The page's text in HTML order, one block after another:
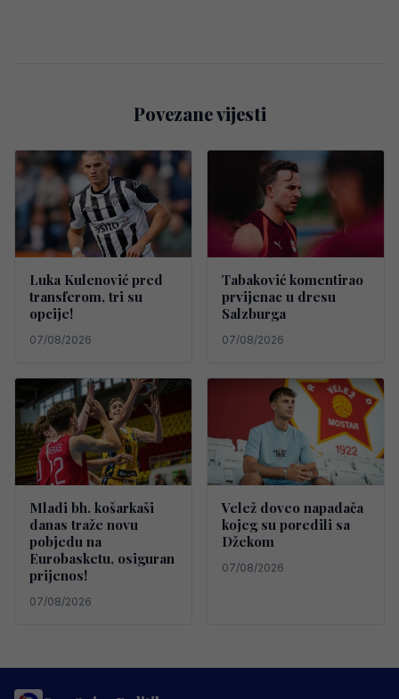
Povezane vijesti
Luka Kulenović pred
transferom, tri su
opcije!
07/08/2026
Tabaković komentirao
prvijenac u dresu
Salzburga
07/08/2026
Mladi bh. košarkaši
danas traže novu
pobjedu na
Eurobasketu, osiguran
prijenos!
07/08/2026
Velež doveo napadača
kojeg su poredili sa
Džekom
07/08/2026